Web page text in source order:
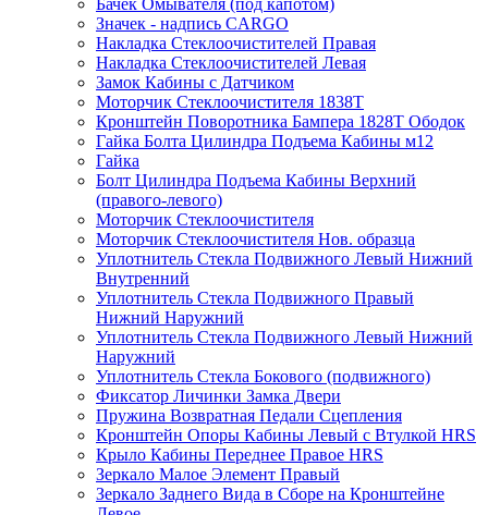
Значек - надпись CARGO
Накладка Стеклоочистителей Правая
Накладка Стеклоочистителей Левая
Замок Кабины с Датчиком
Моторчик Стеклоочистителя 1838Т
Кронштейн Поворотника Бампера 1828Т Ободок
Гайка Болта Цилиндра Подъема Кабины м12
Гайка
Болт Цилиндра Подъема Кабины Верхний
(правого-левого)
Моторчик Стеклоочистителя
Моторчик Стеклоочистителя Нов. образца
Уплотнитель Стекла Подвижного Левый Нижний
Внутренний
Уплотнитель Стекла Подвижного Правый
Нижний Наружний
Уплотнитель Стекла Подвижного Левый Нижний
Наружний
Уплотнитель Стекла Бокового (подвижного)
Фиксатор Личинки Замка Двери
Пружина Возвратная Педали Сцепления
Кронштейн Опоры Кабины Левый с Втулкой HRS
Крыло Кабины Переднее Правое HRS
Зеркало Малое Элемент Правый
Зеркало Заднего Вида в Сборе на Кронштейне